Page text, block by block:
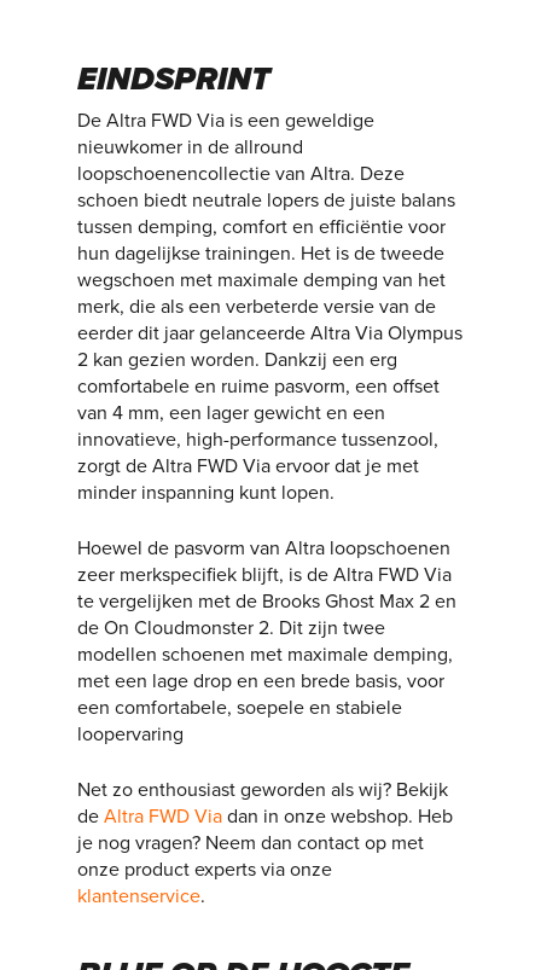
EINDSPRINT
De Altra FWD Via is een geweldige
nieuwkomer in de allround
loopschoenencollectie van Altra. Deze
schoen biedt neutrale lopers de juiste balans
tussen demping, comfort en efficiëntie voor
hun dagelijkse trainingen. Het is de tweede
wegschoen met maximale demping van het
merk, die als een verbeterde versie van de
eerder dit jaar gelanceerde Altra Via Olympus
2 kan gezien worden. Dankzij een erg
comfortabele en ruime pasvorm, een offset
van 4 mm, een lager gewicht en een
innovatieve, high-performance tussenzool,
zorgt de Altra FWD Via ervoor dat je met
minder inspanning kunt lopen.
Hoewel de pasvorm van Altra loopschoenen
zeer merkspecifiek blijft, is de Altra FWD Via
te vergelijken met de Brooks Ghost Max 2 en
de On Cloudmonster 2. Dit zijn twee
modellen schoenen met maximale demping,
met een lage drop en een brede basis, voor
een comfortabele, soepele en stabiele
loopervaring
Net zo enthousiast geworden als wij? Bekijk
deAltra FWD Via dan in onze webshop. Heb
je nog vragen? Neem dan contact op met
onze product experts via onze
klantenservice.